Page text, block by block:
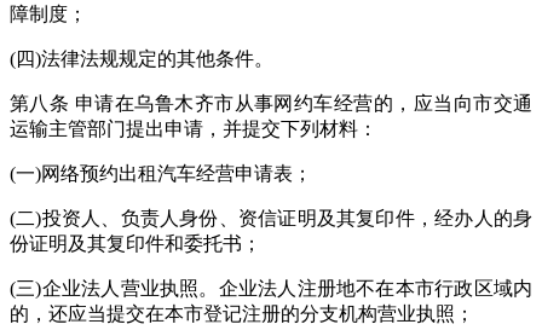
障制度；
(四)法律法规规定的其他条件。
第八条 申请在乌鲁木齐市从事网约车经营的，应当向市交通
运输主管部门提出申请，并提交下列材料：
(一)网络预约出租汽车经营申请表；
(二)投资人、负责人身份、资信证明及其复印件，经办人的身
份证明及其复印件和委托书；
(三)企业法人营业执照。企业法人注册地不在本市行政区域内
的，还应当提交在本市登记注册的分支机构营业执照；